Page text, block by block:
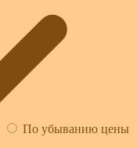
По убыванию цены